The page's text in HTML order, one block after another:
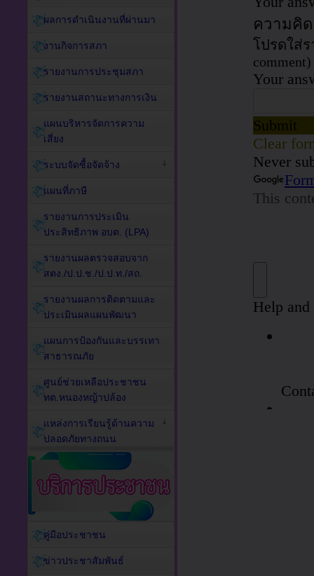
ผลการดำเนินงานที่ผ่านมา
งานกิจการสภา
รายงานการประชุมสภา
รายงานสถานะทางการเงิน
แผนบริหารจัดการความ
เสี่ยง
ระบบจัดซื้อจัดจ้าง
แผนที่ภาษี
รายงานการประเมิน
ประสิทธิภาพ อบต. (LPA)
รายงานผลตรวจสอบจาก
สตง./ป.ป.ช./ป.ป.ท./สถ.
รายงานผลการติดตามและ
ประเมินผลแผนพัฒนา
แผนการป้องกันและบรรเทา
สาธารณภัย
ศูนย์ช่วยเหลือประชาชน
ทต.หนองหญ้าปล้อง
แหล่งการเรียนรู้ด้านความ
ปลอดภัยทางถนน
คู่มือประชาชน
ข่าวประชาสัมพันธ์